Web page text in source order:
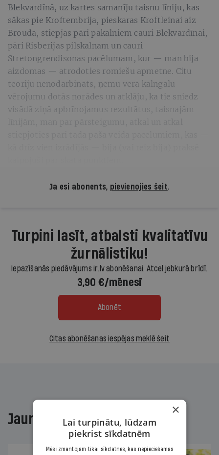
Blekvardīnā, uz kartes samanīju taisnu līniju, kas
sākas pie Kroftembrija, pieskaras Kroftleinai aiz
Brouda, stiepjas pāri pakalniem cauri Blekvardīnai,
pāri Risberijas pilskalnam un cauri
Stretongrendisonas pacēlumam, kur — man bija
aizdomas — atrodoties romiešu apmetne. Citu
teoriju nenodarbināts, ņēmu vērā kalngalu
vērojumu dotās norādes un atklāju, ka tie sniedz
visādā ziņā apbrīnojamus rezultātus, taisnajām
Ja esi abonents, pievienojies šeit.
Turpini lasīt, atbalsti kvalitatīvu
žurnālistiku!
Iepazīšanās piedāvājums ir.lv abonēšanai. Atcel jebkurā brīdī.
3,90 €/mēnesī
Abonēt
Citas abonēšanas iespējas meklē šeit
Jaunākajā žurnālā
×
Lai turpinātu, lūdzam
piekrist sīkdatnēm
Mēs izmantojam tikai sīkdatnes, kas nepieciešamas